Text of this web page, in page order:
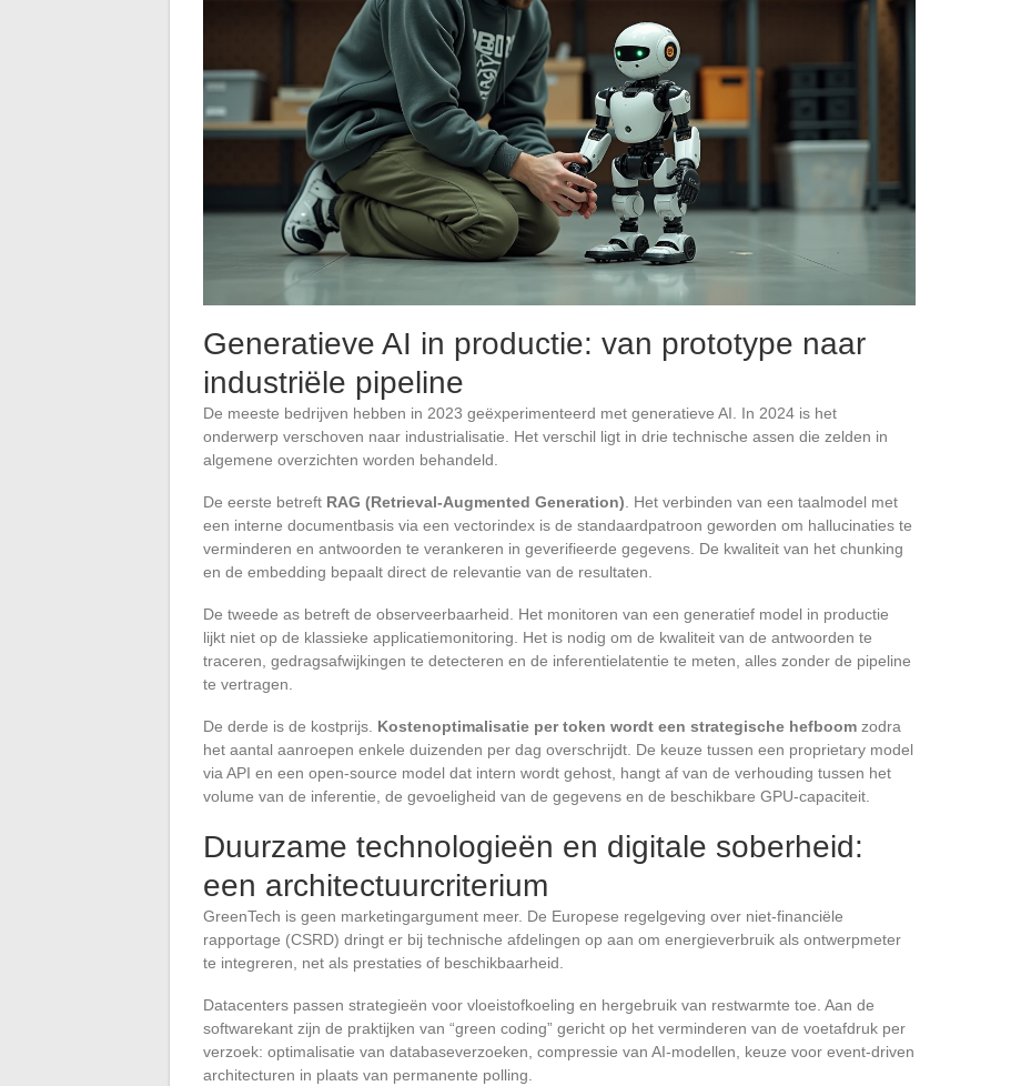
Generatieve AI in productie: van prototype naar
industriële pipeline
De meeste bedrijven hebben in 2023 geëxperimenteerd met generatieve AI. In 2024 is het
onderwerp verschoven naar industrialisatie. Het verschil ligt in drie technische assen die zelden in
algemene overzichten worden behandeld.
De eerste betreft RAG (Retrieval-Augmented Generation) . Het verbinden van een taalmodel met
een interne documentbasis via een vectorindex is de standaardpatroon geworden om hallucinaties te
verminderen en antwoorden te verankeren in geverifieerde gegevens. De kwaliteit van het chunking
en de embedding bepaalt direct de relevantie van de resultaten.
De tweede as betreft de observeerbaarheid. Het monitoren van een generatief model in productie
lijkt niet op de klassieke applicatiemonitoring. Het is nodig om de kwaliteit van de antwoorden te
traceren, gedragsafwijkingen te detecteren en de inferentielatentie te meten, alles zonder de pipeline
te vertragen.
De derde is de kostprijs. Kostenoptimalisatie per token wordt een strategische hefboom zodra
het aantal aanroepen enkele duizenden per dag overschrijdt. De keuze tussen een proprietary model
via API en een open-source model dat intern wordt gehost, hangt af van de verhouding tussen het
volume van de inferentie, de gevoeligheid van de gegevens en de beschikbare GPU-capaciteit.
Duurzame technologieën en digitale soberheid:
een architectuurcriterium
GreenTech is geen marketingargument meer. De Europese regelgeving over niet-financiële
rapportage (CSRD) dringt er bij technische afdelingen op aan om energieverbruik als ontwerpmeter
te integreren, net als prestaties of beschikbaarheid.
Datacenters passen strategieën voor vloeistofkoeling en hergebruik van restwarmte toe. Aan de
softwarekant zijn de praktijken van “green coding” gericht op het verminderen van de voetafdruk per
verzoek: optimalisatie van databaseverzoeken, compressie van AI-modellen, keuze voor event-driven
architecturen in plaats van permanente polling.